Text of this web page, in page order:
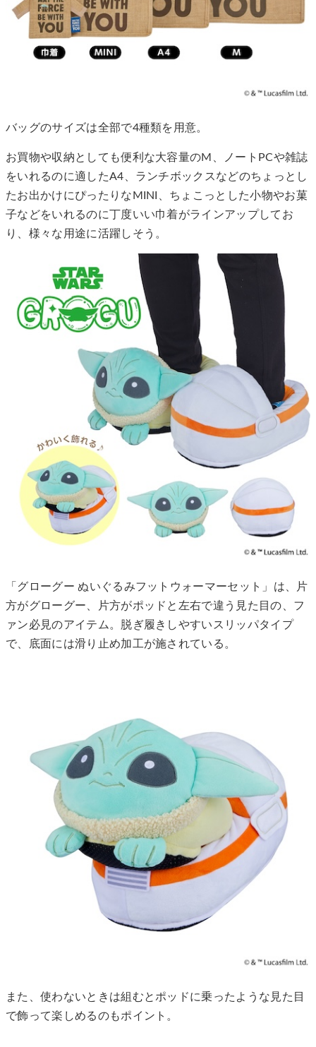
バッグのサイズは全部で4種類を用意。
お買物や収納としても便利な大容量のM、ノートPCや雑誌
をいれるのに適したA4、ランチボックスなどのちょっとし
たお出かけにぴったりなMINI、ちょこっとした小物やお菓
子などをいれるのに丁度いい巾着がラインアップしてお
り、様々な用途に活躍しそう。
「グローグー ぬいぐるみフットウォーマーセット」は、片
方がグローグー、片方がポッドと左右で違う見た目の、フ
ァン必見のアイテム。脱ぎ履きしやすいスリッパタイプ
で、底面には滑り止め加工が施されている。
また、使わないときは組むとポッドに乗ったような見た目
で飾って楽しめるのもポイント。